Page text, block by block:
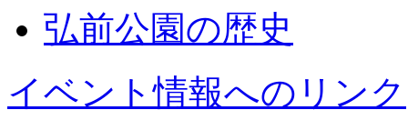
弘前公園の歴史
イベント情報へのリンク